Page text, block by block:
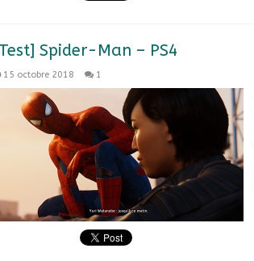
Spider-Man – PS4
15 octobre 2018 1